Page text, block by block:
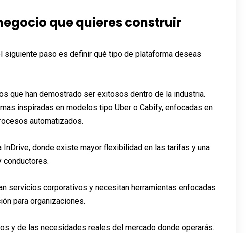
que quieres construir
siguiente paso es definir qué tipo de plataforma deseas
que han demostrado ser exitosos dentro de la industria.
inspiradas en modelos tipo Uber o Cabify, enfocadas en
automatizados.
donde existe mayor flexibilidad en las tarifas y una
conductores.
servicios corporativos y necesitan herramientas enfocadas
para organizaciones.
y de las necesidades reales del mercado donde operarás.